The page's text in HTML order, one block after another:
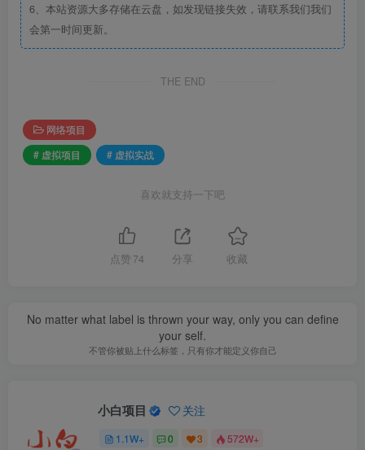
6、本站资源大多存储在云盘，如发现链接失效，请联系我们我们
会第一时间更新。
THE END
网络项目
# 虚拟项目
# 虚拟实战
喜欢就支持一下吧
点赞 74 分享 收藏
No matter what label is thrown your way, only you can define
your self.
不管你被贴上什么标签，只有你才能定义你自己
小白项目 关注
1.1W+ 0 3 572W+